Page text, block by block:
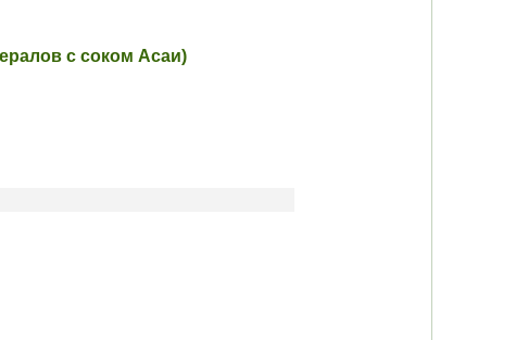
с соком Асаи)